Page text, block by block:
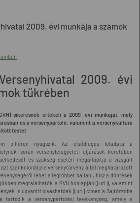
2009. évi munkája a számok
2009. évi
tükrében
sikeresnek értékeli a 2009. évi munkáját, mely
és a versenypártoló, valamint a versenykultúra
testet.
pilléren nyugszik. Az elsődleges feladata a
során versenyfelügyeleti eljárások keretében
és szükség esetén megállapítja a vizsgált
szankcionálja a versenytörvény által meghatározott
lehet a legtöbbet hallani, hisz a döntések
megtalálhatók a GVH honlapján ([url]), valamint
is ugyanitt olvashatóak ([url] címen a Sajtószoba
a versenypártolási tevékenység, amely a